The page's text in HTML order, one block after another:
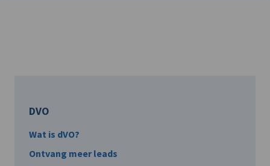
DVO
Wat is dVO?
Ontvang meer leads